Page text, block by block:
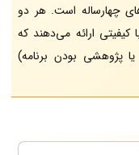
چهارساله است. هر دو
کیفیتی ارائه می‌دهند که
پژوهشی بودن برنامه)